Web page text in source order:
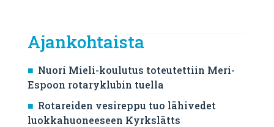
Ajankohtaista
Nuori Mieli-koulutus toteutettiin Meri-
Espoon rotaryklubin tuella
Rotareiden vesireppu tuo lähivedet
luokkahuoneeseen Kyrkslätts